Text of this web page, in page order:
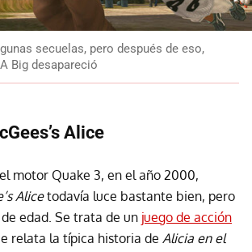
secuelas, pero después de eso,
Big desapareció
Alice
motor Quake 3, en el año 2000,
Alicetodavía luce bastante bien, pero
edad. Se trata de un juego de acción
relata la típica historia de Alicia en el